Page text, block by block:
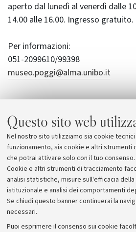
Questo sito web
Nel nostro sito utilizziamo sia cookie
funzionamento, sia cookie e altri strumenti
che potrai attivare solo con il tuo consenso.
Cookie e altri strumenti di tracciamento
analisi statistiche, misure sull'efficacia
istituzionale e analisi dei comportamenti
Se chiudi questo banner continuerai la
necessari.
Puoi esprimere il consenso sui cookie
aperto dal lunedì al venerdì dalle
14.00 alle 16.00. Ingresso gratuito.
Per informazioni:
051-2099610/99398
museo.poggi@alma.unibo.it
Allegati
Museo di Palazzo Poggi
Archivio